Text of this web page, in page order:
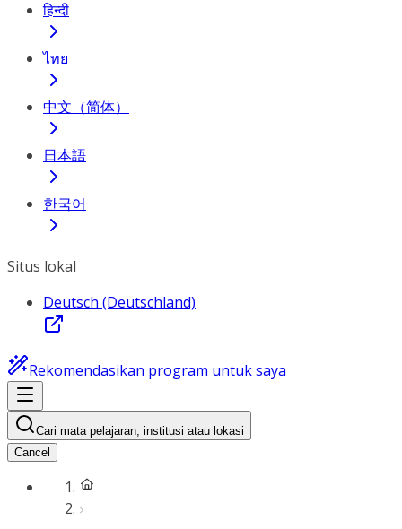
हिन्दी
ไทย
中文（简体）
日本語
한국어
Situs lokal
Deutsch (Deutschland)
Rekomendasikan program untuk saya
Cari mata pelajaran, institusi atau lokasi
Cancel